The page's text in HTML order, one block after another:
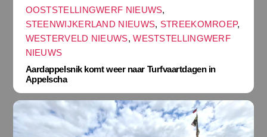
OOSTSTELLINGWERF NIEUWS,
STEENWIJKERLAND NIEUWS, STREEKOMROEP,
WESTERVELD NIEUWS,WESTSTELLINGWERF
NIEUWS
Aardappelsnik komt weer naar Turfvaartdagen in
Appelscha